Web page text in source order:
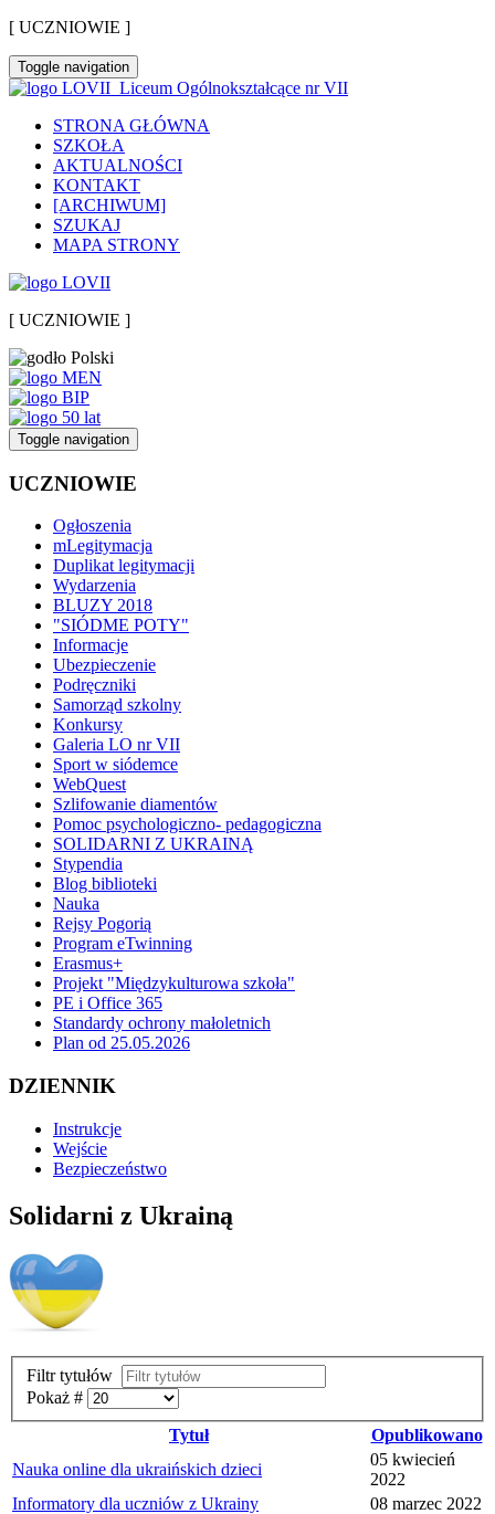
[ UCZNIOWIE ]
Toggle navigation
Liceum Ogólnokształcące nr VII
STRONA GŁÓWNA
SZKOŁA
AKTUALNOŚCI
KONTAKT
[ARCHIWUM]
SZUKAJ
MAPA STRONY
[ UCZNIOWIE ]
Toggle navigation
UCZNIOWIE
Ogłoszenia
mLegitymacja
Duplikat legitymacji
Wydarzenia
BLUZY 2018
"SIÓDME POTY"
Informacje
Ubezpieczenie
Podręczniki
Samorząd szkolny
Konkursy
Galeria LO nr VII
Sport w siódemce
WebQuest
Szlifowanie diamentów
Pomoc psychologiczno- pedagogiczna
SOLIDARNI Z UKRAINĄ
Stypendia
Blog biblioteki
Nauka
Rejsy Pogorią
Program eTwinning
Erasmus+
Projekt "Międzykulturowa szkoła"
PE i Office 365
Standardy ochrony małoletnich
Plan od 25.05.2026
DZIENNIK
Instrukcje
Wejście
Bezpieczeństwo
Solidarni z Ukrainą
Filtr tytułów
Pokaż #
Tytuł
Opublikowano
Nauka online dla ukraińskich dzieci
05 kwiecień
2022
Informatory dla uczniów z Ukrainy
08 marzec 2022